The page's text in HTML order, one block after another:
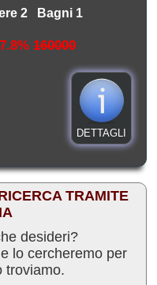
2 Bagni 1
160000
DETTAGLI
TRAMITE
desideri?
lo cercheremo per
troviamo.